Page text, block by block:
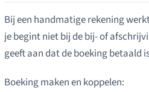
Bij een handmatige rekening
je begint niet bij de bij- of
geeft aan dat de boeking betaald
Boeking maken en koppelen: